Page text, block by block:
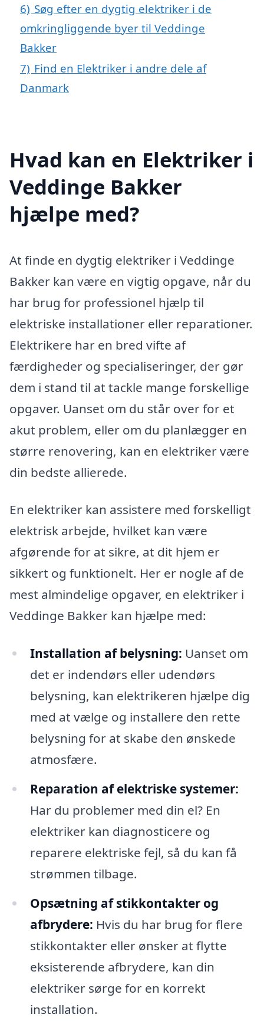
6) Søg efter en dygtig elektriker i de
omkringliggende byer til Veddinge
Bakker
7) Find en Elektriker i andre dele af
Danmark
Hvad kan en Elektriker i
Veddinge Bakker
hjælpe med?
At finde en dygtig elektriker i Veddinge
Bakker kan være en vigtig opgave, når du
har brug for professionel hjælp til
elektriske installationer eller reparationer.
Elektrikere har en bred vifte af
færdigheder og specialiseringer, der gør
dem i stand til at tackle mange forskellige
opgaver. Uanset om du står over for et
akut problem, eller om du planlægger en
større renovering, kan en elektriker være
din bedste allierede.
En elektriker kan assistere med forskelligt
elektrisk arbejde, hvilket kan være
afgørende for at sikre, at dit hjem er
sikkert og funktionelt. Her er nogle af de
mest almindelige opgaver, en elektriker i
Veddinge Bakker kan hjælpe med:
Installation af belysning: Uanset om
det er indendørs eller udendørs
belysning, kan elektrikeren hjælpe dig
med at vælge og installere den rette
belysning for at skabe den ønskede
atmosfære.
Reparation af elektriske systemer:
Har du problemer med din el? En
elektriker kan diagnosticere og
reparere elektriske fejl, så du kan få
strømmen tilbage.
Opsætning af stikkontakter og
afbrydere: Hvis du har brug for flere
stikkontakter eller ønsker at flytte
eksisterende afbrydere, kan din
elektriker sørge for en korrekt
installation.